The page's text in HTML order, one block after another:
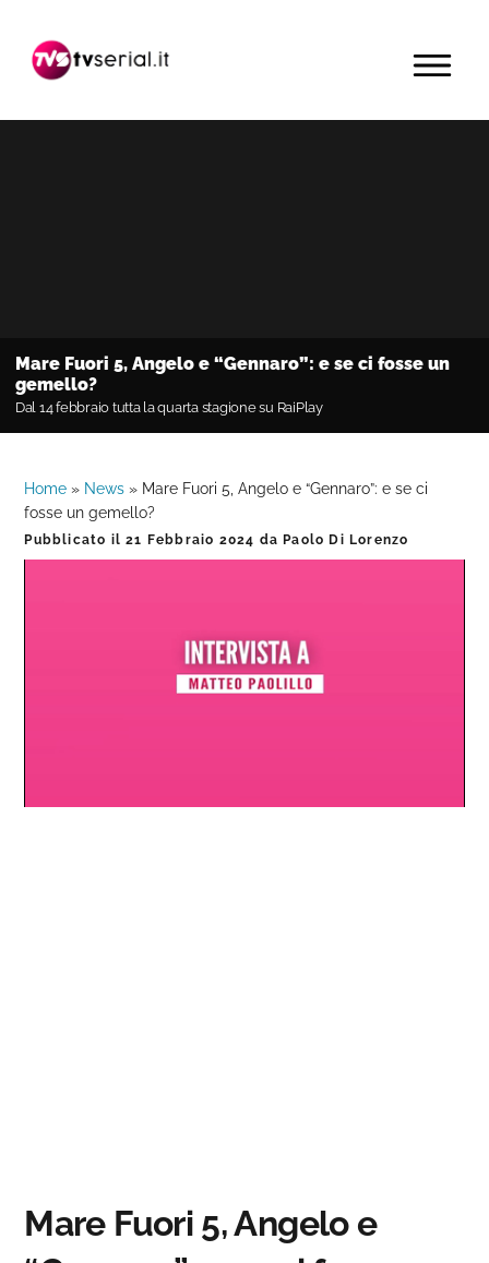
navigazione
contenuto
barra
primaria
MENU
Mare Fuori 5, Angelo e “Gennaro”: e se ci fosse un
gemello?
Dal 14 febbraio tutta la quarta stagione su RaiPlay
Home » News » Mare Fuori 5, Angelo e “Gennaro”: e se ci
fosse un gemello?
Pubblicato il21 Febbraio 2024 da Paolo Di Lorenzo
0%
0%
Mare Fuori 5, Angelo e